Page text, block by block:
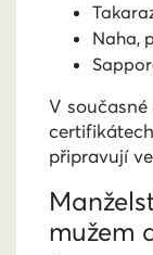
Naha,
V
připravují
mužem